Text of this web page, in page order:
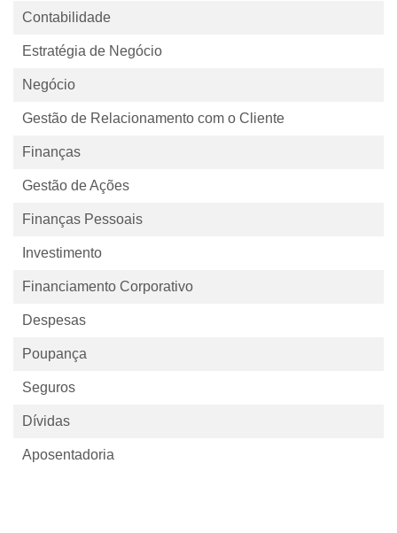
Contabilidade
Estratégia de Negócio
Negócio
Gestão de Relacionamento com o Cliente
Finanças
Gestão de Ações
Finanças Pessoais
Investimento
Financiamento Corporativo
Despesas
Poupança
Seguros
Dívidas
Aposentadoria